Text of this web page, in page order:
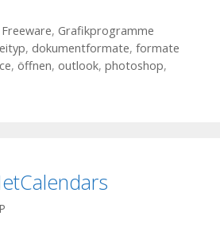
Freeware, Grafikprogramme
, dokumentformate, formate
, öffnen, outlook, photoshop,